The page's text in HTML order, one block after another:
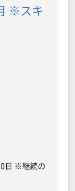
※スキ
日 ※継続の